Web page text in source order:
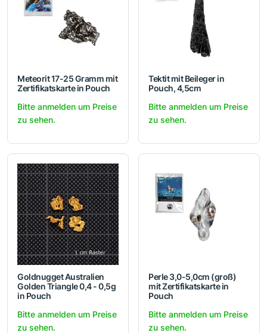
Meteorit 17-25 Gramm mit
Zertifikatskarte in Pouch
Bitte anmelden um Preise
zu sehen.
Tektit mit Beileger in
Pouch, 4,5cm
Bitte anmelden um Preise
zu sehen.
Goldnugget Australien
Golden Triangle 0,4 - 0,5g
in Pouch
Bitte anmelden um Preise
zu sehen.
Perle 3,0-5,0cm (groß)
mit Zertifikatskarte in
Pouch
Bitte anmelden um Preise
zu sehen.